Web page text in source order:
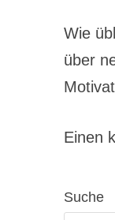
Wie
über
Einen
Suche